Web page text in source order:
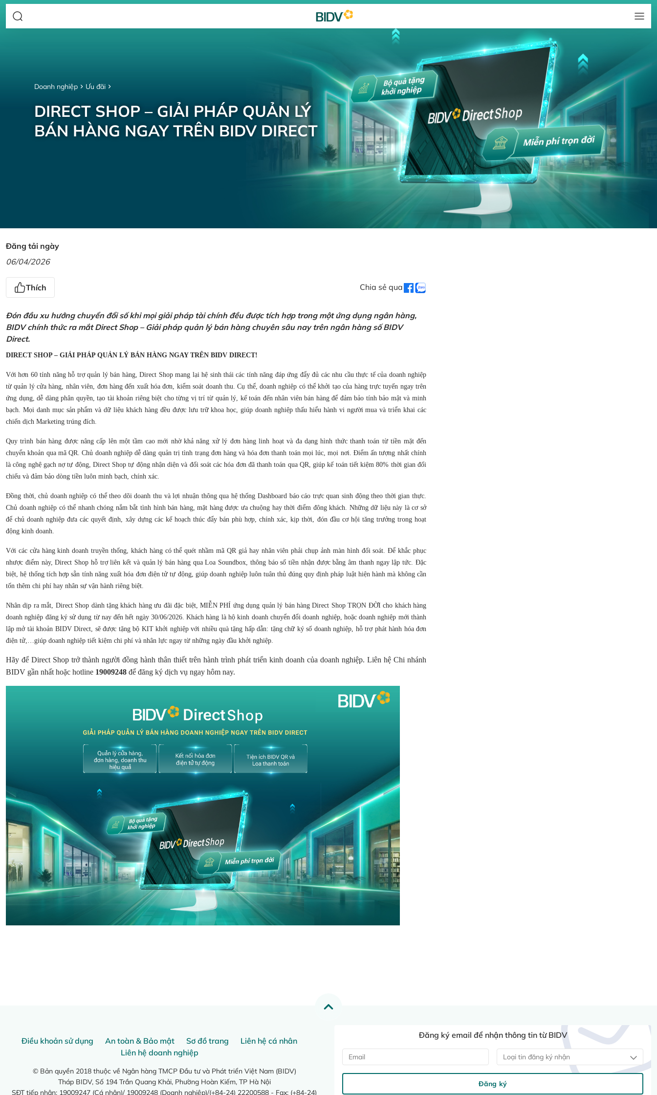
Doanh nghiệp Ưu đãi
DIRECT SHOP – GIẢI PHÁP QUẢN LÝ
BÁN HÀNG NGAY TRÊN BIDV DIRECT
Đăng tải ngày
06/04/2026
Thích Chia sẻ qua
Đón đầu xu hướng chuyển đổi số khi mọi giải pháp tài chính đều được tích hợp trong một ứng dụng ngân hàng,
BIDV chính thức ra mắt Direct Shop – Giải pháp quản lý bán hàng chuyên sâu nay trên ngân hàng số BIDV
Direct.
DIRECT SHOP – GIẢI PHÁP QUẢN LÝ BÁN HÀNG NGAY TRÊN BIDV DIRECT!
Với hơn 60 tính năng hỗ trợ quản lý bán hàng, Direct Shop mang lại hệ sinh thái các tính năng đáp ứng đẩy đủ các nhu cầu thực tế của doanh nghiệp
từ quản lý cửa hàng, nhân viên, đơn hàng đến xuất hóa đơn, kiểm soát doanh thu. Cụ thể, doanh nghiệp có thể khởi tạo của hàng trực tuyến ngay trên
ứng dụng, dễ dàng phân quyền, tạo tài khoản riêng biệt cho từng vị trí từ quản lý, kế toán đến nhân viên bán hàng để đảm bảo tính bảo mật và minh
bạch. Mọi danh mục sản phẩm và dữ liệu khách hàng đều được lưu trữ khoa học, giúp doanh nghiệp thấu hiểu hành vi người mua và triển khai các
chiến dịch Marketing trúng đích.
Quy trình bán hàng được nâng cấp lên một tầm cao mới nhờ khả năng xử lý đơn hàng linh hoạt và đa dạng hình thức thanh toán từ tiền mặt đến
chuyển khoản qua mã QR. Chủ doanh nghiệp dễ dàng quản trị tình trạng đơn hàng và hóa đơn thanh toán mọi lúc, mọi nơi. Điểm ấn tượng nhất chính
là công nghệ gạch nợ tự động, Direct Shop tự động nhận diện và đối soát các hóa đơn đã thanh toán qua QR, giúp kế toán tiết kiệm 80% thời gian đối
chiếu và đảm bảo dòng tiền luôn minh bạch, chính xác.
Đồng thời, chủ doanh nghiệp có thể theo dõi doanh thu và lợi nhuận thông qua hệ thống Dashboard báo cáo trực quan sinh động theo thời gian thực.
Chủ doanh nghiệp có thể nhanh chóng nắm bắt tình hình bán hàng, mặt hàng được ưa chuộng hay thời điểm đông khách. Những dữ liệu này là cơ sở
để chủ doanh nghiệp đưa các quyết định, xây dựng các kế hoạch thúc đẩy bán phù hợp, chính xác, kịp thời, đón đầu cơ hội tăng trưởng trong hoạt
động kinh doanh.
Với các cửa hàng kinh doanh truyền thống, khách hàng có thể quét nhầm mã QR giả hay nhân viên phải chụp ảnh màn hình đối soát. Để khắc phục
nhược điểm này, Direct Shop hỗ trợ liên kết và quản lý bán hàng qua Loa Soundbox, thông báo số tiền nhận được bằng âm thanh ngay lập tức. Đặc
biệt, hệ thống tích hợp sẵn tính năng xuất hóa đơn điện tử tự động, giúp doanh nghiệp luôn tuân thủ đúng quy định pháp luật hiện hành mà không cần
tốn thêm chi phí hay nhân sự vận hành riêng biệt.
Nhân dịp ra mắt, Direct Shop dành tặng khách hàng ưu đãi đặc biệt, MIỄN PHÍ ứng dụng quản lý bán hàng Direct Shop TRỌN ĐỜI cho khách hàng
doanh nghiệp đăng ký sử dụng từ nay đến hết ngày 30/06/2026. Khách hàng là hộ kinh doanh chuyển đổi doanh nghiệp, hoặc doanh nghiệp mới thành
lập mở tài khoản BIDV Direct, sẽ được tặng bộ KIT khởi nghiệp với nhiều quà tặng hấp dẫn: tặng chữ ký số doanh nghiệp, hỗ trợ phát hành hóa đơn
điện tử,…giúp doanh nghiệp tiết kiệm chi phí và nhân lực ngay từ những ngày đầu khởi nghiệp.
Hãy để Direct Shop trở thành người đồng hành thân thiết trên hành trình phát triển kinh doanh của doanh nghiệp. Liên hệ Chi nhánh
BIDV gần nhất hoặc hotline 19009248 để đăng ký dịch vụ ngay hôm nay.
Điều khoản sử dụng An toàn & Bảo mật Sơ đồ trang
Liên hệ cá nhân
Liên hệ doanh nghiệp
© Bản quyền 2018 thuộc về Ngân hàng TMCP Đầu tư và Phát triển Việt Nam (BIDV)
Tháp BIDV, Số 194 Trần Quang Khải, Phường Hoàn Kiếm, TP Hà Nội
SĐT tiếp nhận: 19009247 (Cá nhân)/ 19009248 (Doanh nghiệp)/(+84-24) 22200588 - Fax: (+84-24)
Đăng ký email để nhận thông tin từ BIDV
Loại tin đăng ký nhận
Đăng ký